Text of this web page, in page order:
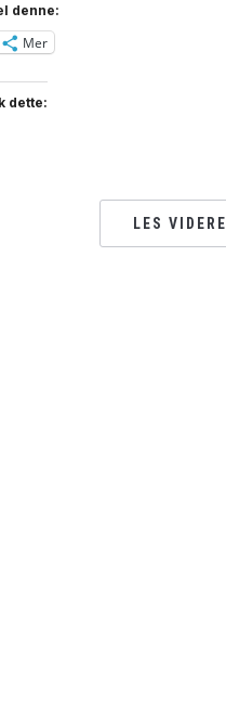
denne:
Mer
dette:
LES VIDERE